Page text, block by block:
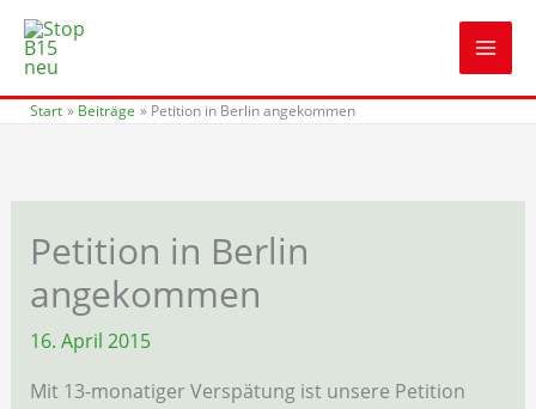
Zum
Inhalt
Start Beiträge Petition in Berlin angekommen
Petition in Berlin
angekommen
16. April 2015
Mit 13-monatiger Verspätung ist unsere Petition